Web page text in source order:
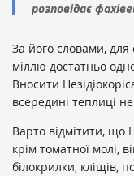
розповідає
За його словами,
міллю достатньо
Вносити
всередині теплиці
Варто відмітити, що
крім томатної молі,
білокрилки, кліщів,